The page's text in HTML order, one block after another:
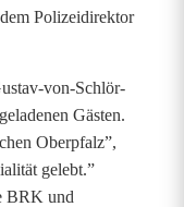
Polizeidirektor
von-Schlör-
Gästen.
Oberpfalz”,
gelebt.”
BRK und